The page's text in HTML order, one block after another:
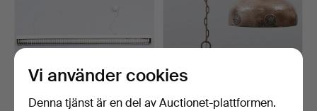
Vi använder cookies
Denna tjänst är en del av Auctionet-plattformen.